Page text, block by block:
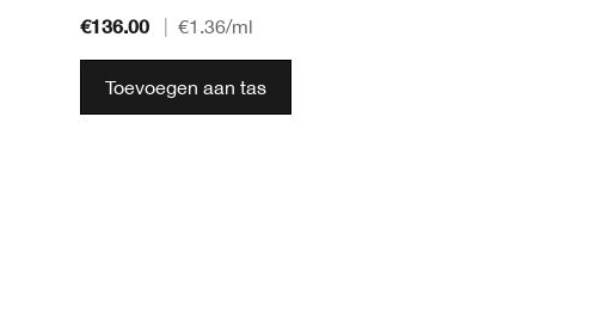
€136.00 €1.36/ml
Toevoegen aan tas